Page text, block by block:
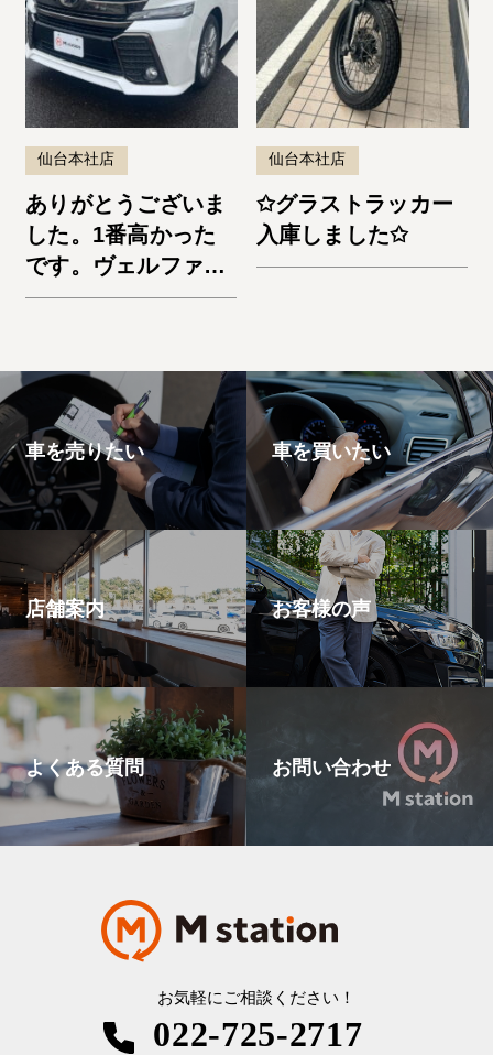
仙台本社店
ありがとうございま
した。1番高かった
です。ヴェルファイ
ア
仙台本社店
✩グラストラッカー
入庫しました✩
車を売りたい 車を買いたい
店舗案内 お客様の声
よくある質問 お問い合わせ
お気軽にご相談ください！
022-725-2717